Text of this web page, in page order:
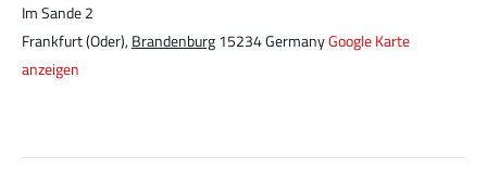
Im Sande 2
Frankfurt (Oder),Brandenburg15234GermanyGoogle Karte
anzeigen